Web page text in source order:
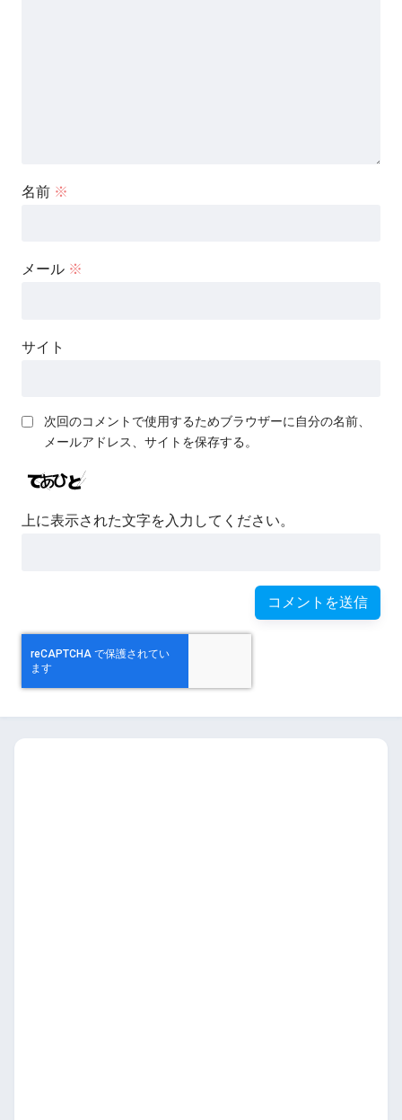
名前 ※
メール ※
サイト
次回のコメントで使用するためブラウザーに自分の名前、
メールアドレス、サイトを保存する。
上に表示された文字を入力してください。